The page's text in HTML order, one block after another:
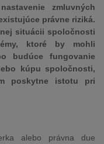
zmluvných
právne riziká.
situácii spoločnosti
ktoré by mohli
budúce fungovanie
kúpu spoločnosti,
poskytne istotu pri
alebo právna due